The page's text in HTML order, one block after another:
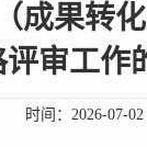
成果转
评审工作
时间： 2026-07-02